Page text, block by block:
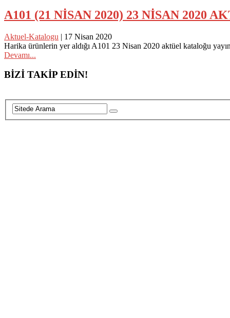
A101 (21 NİSAN 2020) 23 NİSAN 2020
Aktuel-Katalogu | 17 Nisan 2020
Harika ürünlerin yer aldığı A101 23 Nisan 2020 aktüel kataloğu
Devamı...
Posts
navigation
BİZİ TAKİP EDİN!